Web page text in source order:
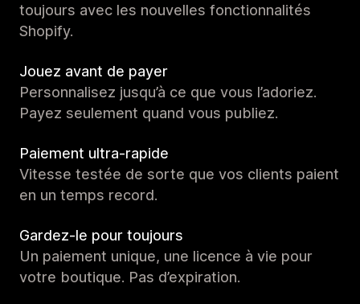
toujours avec les nouvelles fonctionnalités
Shopify.
Jouez avant de payer
Personnalisez jusqu’à ce que vous l’adoriez.
Payez seulement quand vous publiez.
Paiement ultra-rapide
Vitesse testée de sorte que vos clients paient
en un temps record.
Gardez-le pour toujours
Un paiement unique, une licence à vie pour
votre boutique. Pas d’expiration.